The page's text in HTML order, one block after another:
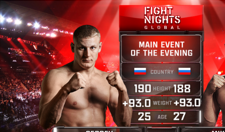
Брендинг Кино
Спортивный брендинг,Cпортивное